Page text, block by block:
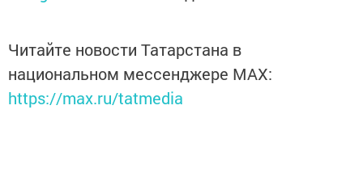
Читайте новости Татарстана в
национальном мессенджере MАХ:
https://max.ru/tatmedia